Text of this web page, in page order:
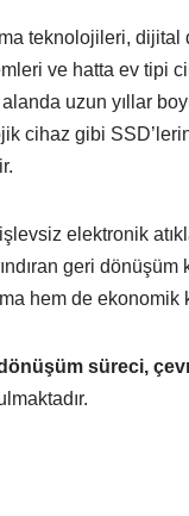
teknolojileri,
ve hatta ev tipi
uzun yıllar
cihaz gibi
elektronik
geri dönüşüm
hem de ekonomik
dönüşüm süreci,